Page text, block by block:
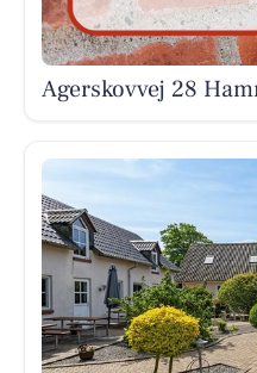
Agerskovvej 28